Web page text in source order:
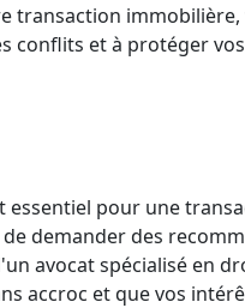
transaction
conflits et à protéger
pour une
demander des
avocat spécialisé en
accroc et que vos